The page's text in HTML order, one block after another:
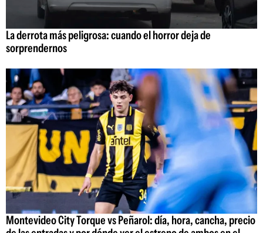
La derrota más peligrosa: cuando el horror deja de
sorprendernos
Montevideo City Torque vs Peñarol: día, hora, cancha, precio